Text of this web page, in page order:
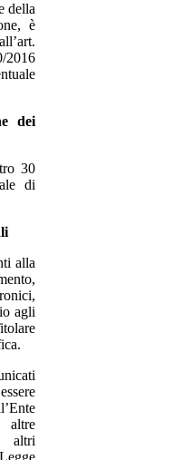
della
è
2016
dei
30
di
alla
agli
altre
altri